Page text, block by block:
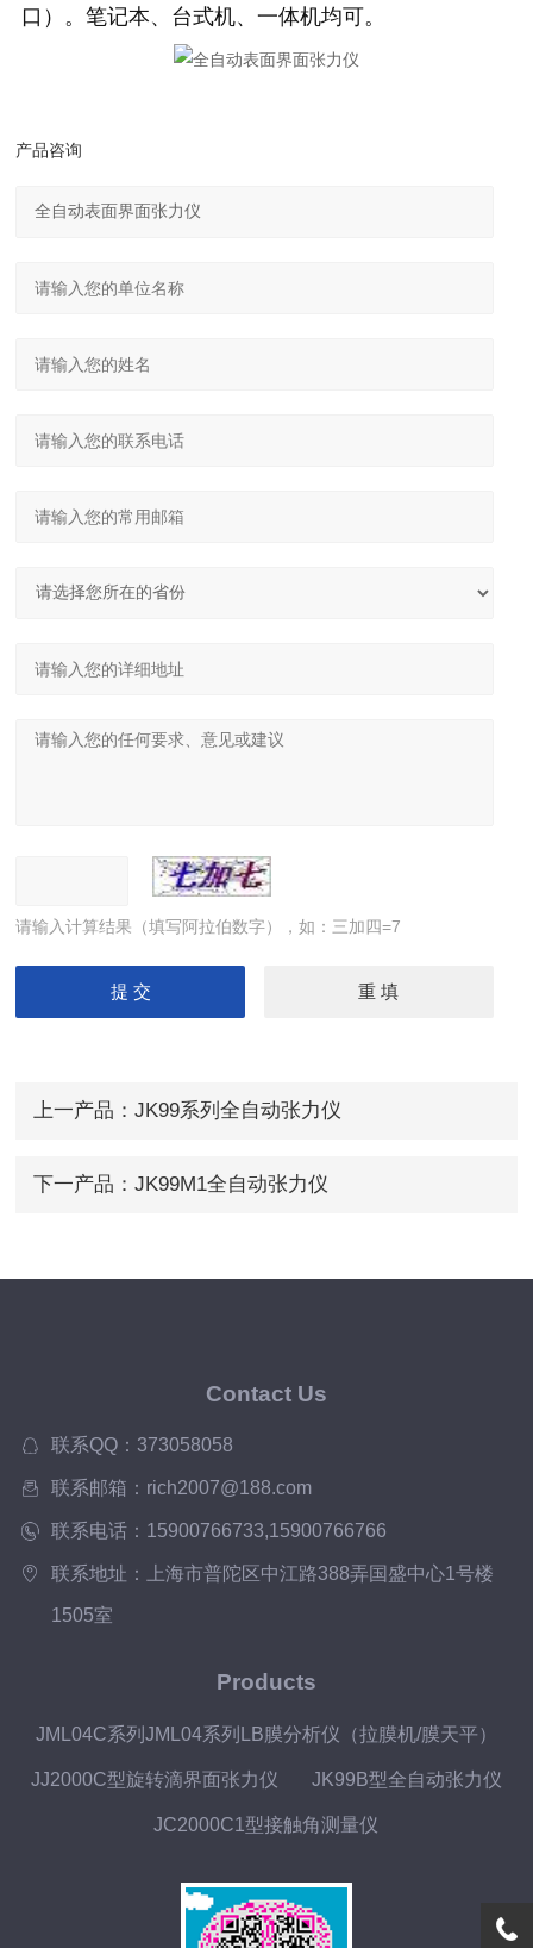
口）。笔记本、台式机、一体机均可。
产品咨询
请输入计算结果（填写阿拉伯数字），如：三加四=7
上一产品： JK99系列全自动张力仪
下一产品： JK99M1全自动张力仪
Contact Us
联系QQ：373058058
联系邮箱：rich2007@188.com
联系电话：15900766733,15900766766
联系地址：上海市普陀区中江路388弄国盛中心1号楼
1505室
Products
JML04C系列JML04系列LB膜分析仪（拉膜机/膜天平）
JJ2000C型旋转滴界面张力仪 JK99B型全自动张力仪
JC2000C1型接触角测量仪